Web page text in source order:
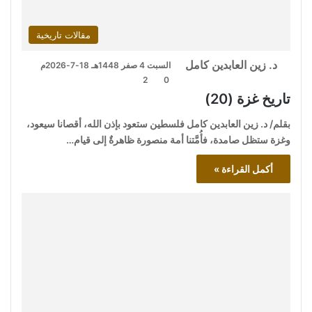
مقالات تاريخية
د. زين العابدين كامل
السبت 4 صفر 1448هـ 18-7-2026م
0
2
تاريخ غزة (20)
بقلم/ د. زين العابدين كامل فلسطين ستعود بإذن الله، أقصانا سيعود،
وغزة ستظل صامدة، فأُمَّتنا أمة منصورة ظاهرةٌ إلى قيام…
أكمل القراءة »